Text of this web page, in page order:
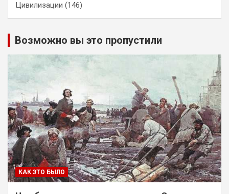
Цивилизации (146)
Возможно вы это пропустили
КАК ЭТО БЫЛО